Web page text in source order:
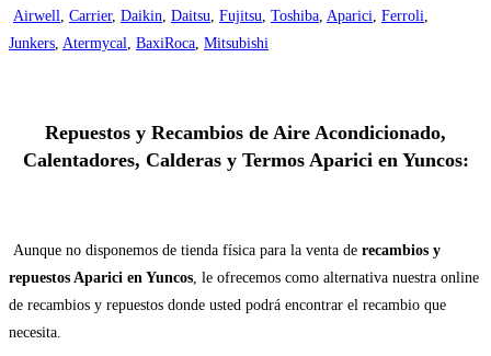
Airwell, Carrier, Daikin, Daitsu, Fujitsu, Toshiba, Aparici, Ferroli,
Junkers, Atermycal, BaxiRoca, Mitsubishi
Repuestos y Recambios de Aire Acondicionado,
Calentadores, Calderas y Termos Aparici en Yuncos:
Aunque no disponemos de tienda física para la venta de recambios y
repuestos Aparici en Yuncos, le ofrecemos como alternativa nuestra online
de recambios y repuestos donde usted podrá encontrar el recambio que
necesita.